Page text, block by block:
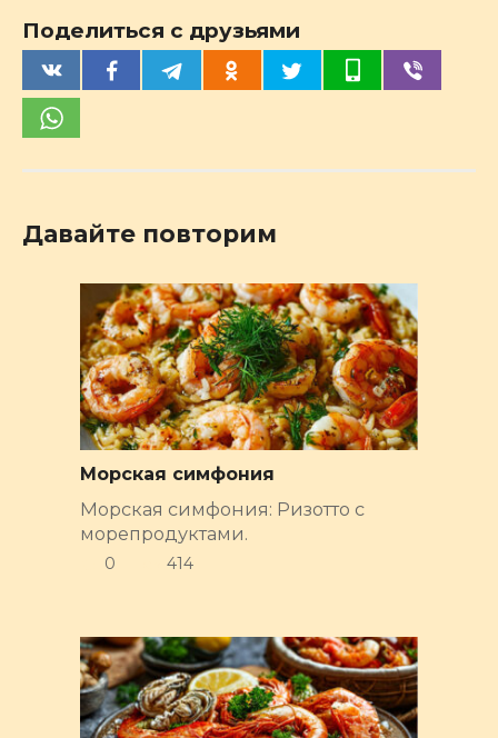
Поделиться с друзьями
Давайте повторим
Морская симфония
Морская симфония: Ризотто с
морепродуктами.
0 414